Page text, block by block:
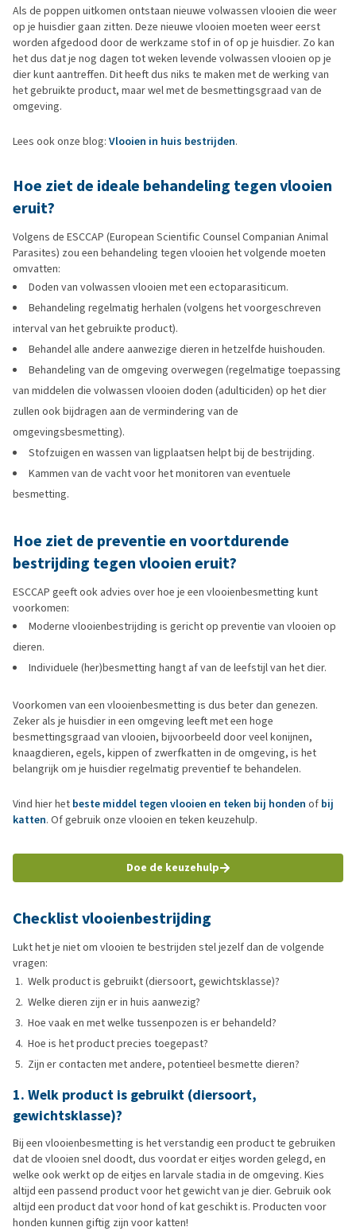
Als de poppen uitkomen ontstaan nieuwe volwassen vlooien die weer
op je huisdier gaan zitten. Deze nieuwe vlooien moeten weer eerst
worden afgedood door de werkzame stof in of op je huisdier. Zo kan
het dus dat je nog dagen tot weken levende volwassen vlooien op je
dier kunt aantreffen. Dit heeft dus niks te maken met de werking van
het gebruikte product, maar wel met de besmettingsgraad van de
omgeving.
Lees ook onze blog: Vlooien in huis bestrijden.
Hoe ziet de ideale behandeling tegen vlooien
eruit?
Volgens de ESCCAP (European Scientific Counsel Companian Animal
Parasites) zou een behandeling tegen vlooien het volgende moeten
omvatten:
Doden van volwassen vlooien met een ectoparasiticum.
Behandeling regelmatig herhalen (volgens het voorgeschreven
interval van het gebruikte product).
Behandel alle andere aanwezige dieren in hetzelfde huishouden.
Behandeling van de omgeving overwegen (regelmatige toepassing
van middelen die volwassen vlooien doden (adulticiden) op het dier
zullen ook bijdragen aan de vermindering van de
omgevingsbesmetting).
Stofzuigen en wassen van ligplaatsen helpt bij de bestrijding.
Kammen van de vacht voor het monitoren van eventuele
besmetting.
Hoe ziet de preventie en voortdurende
bestrijding tegen vlooien eruit?
ESCCAP geeft ook advies over hoe je een vlooienbesmetting kunt
voorkomen:
Moderne vlooienbestrijding is gericht op preventie van vlooien op
dieren.
Individuele (her)besmetting hangt af van de leefstijl van het dier.
Voorkomen van een vlooienbesmetting is dus beter dan genezen.
Zeker als je huisdier in een omgeving leeft met een hoge
besmettingsgraad van vlooien, bijvoorbeeld door veel konijnen,
knaagdieren, egels, kippen of zwerfkatten in de omgeving, is het
belangrijk om je huisdier regelmatig preventief te behandelen.
Vind hier het beste middel tegen vlooien en teken bij honden of bij
katten. Of gebruik onze vlooien en teken keuzehulp.
Doe de keuzehulp
Checklist vlooienbestrijding
Lukt het je niet om vlooien te bestrijden stel jezelf dan de volgende
vragen:
Welk product is gebruikt (diersoort, gewichtsklasse)?
Welke dieren zijn er in huis aanwezig?
Hoe vaak en met welke tussenpozen is er behandeld?
Hoe is het product precies toegepast?
Zijn er contacten met andere, potentieel besmette dieren?
1. Welk product is gebruikt (diersoort,
gewichtsklasse)?
Bij een vlooienbesmetting is het verstandig een product te gebruiken
dat de vlooien snel doodt, dus voordat er eitjes worden gelegd, en
welke ook werkt op de eitjes en larvale stadia in de omgeving. Kies
altijd een passend product voor het gewicht van je dier. Gebruik ook
altijd een product dat voor hond of kat geschikt is. Producten voor
honden kunnen giftig zijn voor katten!